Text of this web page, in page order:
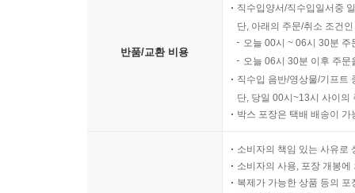
반품/교환 비용
직수입양서/직수입일서중
단, 아래의 주문/취소 조건
오늘 00시 ~ 06시 30분
오늘 06시 30분 이후 주
직수입 음반/영상물/기프트
단, 당일 00시~13시 사이의
박스 포장은 택배 배송이
소비자의 책임 있는 사유로
소비자의 사용, 포장 개봉
복제가 가능한 상품 등의